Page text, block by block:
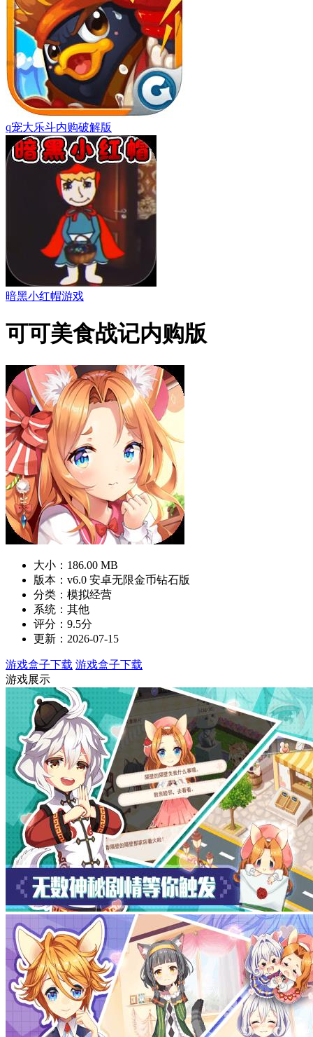
q宠大乐斗内购破解版
暗黑小红帽游戏
可可美食战记内购版
大小：186.00 MB
版本：v6.0 安卓无限金币钻石版
分类：模拟经营
系统：其他
评分：9.5分
更新：2026-07-15
游戏盒子下载 游戏盒子下载
游戏展示